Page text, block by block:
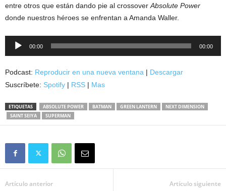
entre otros que están dando pie al crossover Absolute Power
donde nuestros héroes se enfrentan a Amanda Waller.
Reproductor
00:00 00:00
Podcast: Reproducir en una nueva ventana | Descargar
Suscríbete: Spotify | RSS | Mas
ETIQUETAS ABSOLUTE POWER BATMAN GREEN LANTERN
NEXT DIMENSION
SAINT SEIYA
SUPERMAN
Artículo anterior Artículo siguiente